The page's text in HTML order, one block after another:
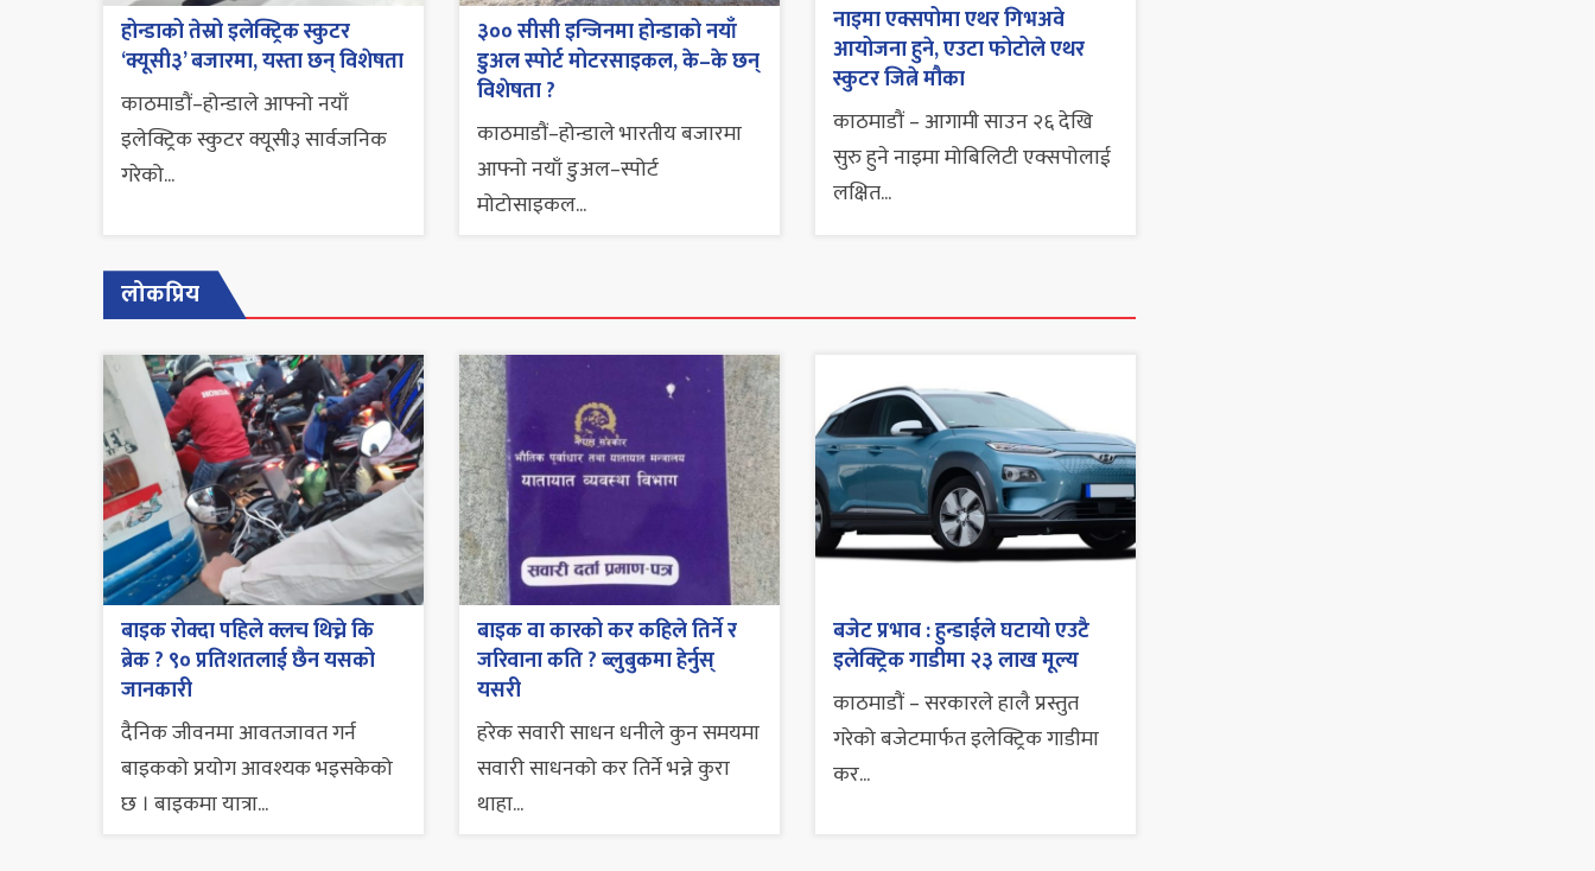
होन्डाको तेस्रो इलेक्ट्रिक स्कुटर
‘क्यूसी३’ बजारमा, यस्ता छन् विशेषता
काठमाडौं–होन्डाले आफ्नो नयाँ
इलेक्ट्रिक स्कुटर क्यूसी३ सार्वजनिक
गरेको...
३०० सीसी इन्जिनमा होन्डाको नयाँ
डुअल स्पोर्ट मोटरसाइकल, के–के छन्
विशेषता ?
काठमाडौं–होन्डाले भारतीय बजारमा
आफ्नो नयाँ डुअल–स्पोर्ट
मोटोसाइकल...
नाइमा एक्सपोमा एथर गिभअवे
आयोजना हुने, एउटा फोटोले एथर
स्कुटर जित्ने मौका
काठमाडौं – आगामी साउन २६ देखि
सुरु हुने नाइमा मोबिलिटी एक्सपोलाई
लक्षित...
लोकप्रिय
बाइक रोक्दा पहिले क्लच थिच्ने कि
ब्रेक ? ९० प्रतिशतलाई छैन यसको
जानकारी
दैनिक जीवनमा आवतजावत गर्न
बाइकको प्रयोग आवश्यक भइसकेको
छ । बाइकमा यात्रा...
बाइक वा कारको कर कहिले तिर्ने र
जरिवाना कति ? ब्लुबुकमा हेर्नुस्
यसरी
हरेक सवारी साधन धनीले कुन समयमा
सवारी साधनको कर तिर्ने भन्ने कुरा
थाहा...
बजेट प्रभाव : हुन्डाईले घटायो एउटै
इलेक्ट्रिक गाडीमा २३ लाख मूल्य
काठमाडौं – सरकारले हालै प्रस्तुत
गरेको बजेटमार्फत इलेक्ट्रिक गाडीमा
कर...